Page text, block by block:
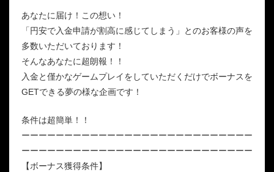
あなたに届け！この想い！
「円安で入金申請が割高に感じてしまう」とのお客様の声を
多数いただいております！
そんなあなたに超朗報！！
入金と僅かなゲームプレイをしていただくだけでボーナスを
GETできる夢の様な企画です！
条件は超簡単！！
ーーーーーーーーーーーーーーーーーーーーーーーーーーー
ーーーーーーーーーーーーーーーーーーーーーーーーーーー
【ボーナス獲得条件】